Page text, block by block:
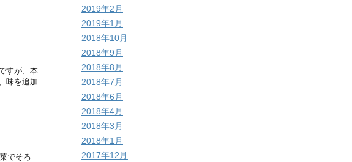
すが、本
味を追加
でそろ
2019年2月
2019年1月
2018年10月
2018年9月
2018年8月
2018年7月
2018年6月
2018年4月
2018年3月
2018年1月
2017年12月